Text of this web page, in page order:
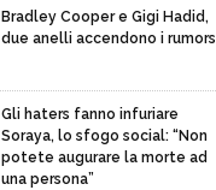
Bradley Cooper e Gigi Hadid,
due anelli accendono i rumors
Gli haters fanno infuriare
Soraya, lo sfogo social: “Non
potete augurare la morte ad
una persona”